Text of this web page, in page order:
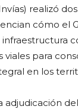
realizó
cómo el
viales para
en los
adjudicación